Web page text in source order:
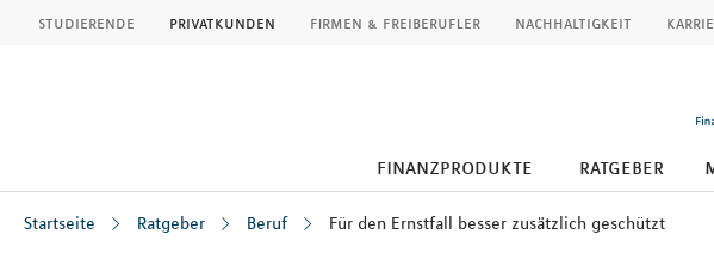
studierende privatkunden firmen & freiberufler nachhaltigkeit
finanzprodukte ratgeber
Startseite Ratgeber Beruf Für den Ernstfall besser zusätzlich geschützt